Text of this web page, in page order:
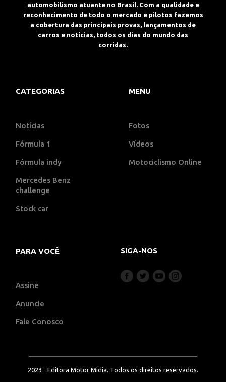
automobilismo atuante no Brasil. Com a qualidade e
reconhecimento de todo o mercado e pilotos fazemos
a cobertura das principais provas, lançamentos de
carros e notícias, todos os dias do mundo das
corridas.
CATEGORIAS
Notícias
Fórmula 1
Fórmula indy
Mercedes Benz
challenge
Stock car
MENU
Fotos
Vídeos
Motociclismo Online
PARA VOCÊ
Assine
Anuncie
Fale Conosco
SIGA-NOS
2023 - Editora Motor Midia. Todos os direitos reservados.